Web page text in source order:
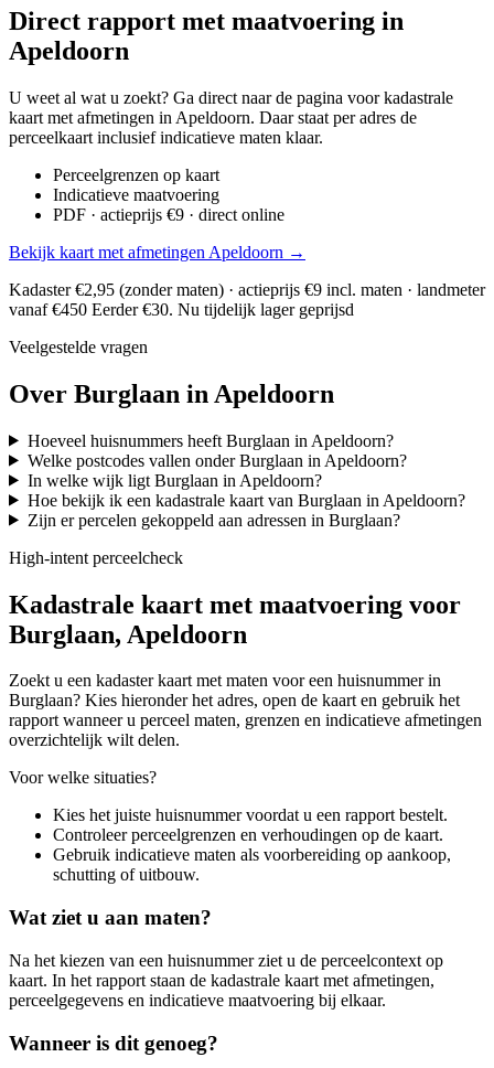
Direct rapport met maatvoering in
Apeldoorn
U weet al wat u zoekt? Ga direct naar de pagina voor kadastrale
kaart met afmetingen in Apeldoorn. Daar staat per adres de
perceelkaart inclusief indicatieve maten klaar.
Perceelgrenzen op kaart
Indicatieve maatvoering
PDF · actieprijs €9 · direct online
Bekijk kaart met afmetingen Apeldoorn →
Kadaster €2,95 (zonder maten) · actieprijs €9 incl. maten · landmeter
vanaf €450 Eerder €30. Nu tijdelijk lager geprijsd
Veelgestelde vragen
Over Burglaan in Apeldoorn
Hoeveel huisnummers heeft Burglaan in Apeldoorn?
Welke postcodes vallen onder Burglaan in Apeldoorn?
In welke wijk ligt Burglaan in Apeldoorn?
Hoe bekijk ik een kadastrale kaart van Burglaan in Apeldoorn?
Zijn er percelen gekoppeld aan adressen in Burglaan?
High-intent perceelcheck
Kadastrale kaart met maatvoering voor
Burglaan, Apeldoorn
Zoekt u een kadaster kaart met maten voor een huisnummer in
Burglaan? Kies hieronder het adres, open de kaart en gebruik het
rapport wanneer u perceel maten, grenzen en indicatieve afmetingen
overzichtelijk wilt delen.
Voor welke situaties?
Kies het juiste huisnummer voordat u een rapport bestelt.
Controleer perceelgrenzen en verhoudingen op de kaart.
Gebruik indicatieve maten als voorbereiding op aankoop,
schutting of uitbouw.
Wat ziet u aan maten?
Na het kiezen van een huisnummer ziet u de perceelcontext op
kaart. In het rapport staan de kadastrale kaart met afmetingen,
perceelgegevens en indicatieve maatvoering bij elkaar.
Wanneer is dit genoeg?